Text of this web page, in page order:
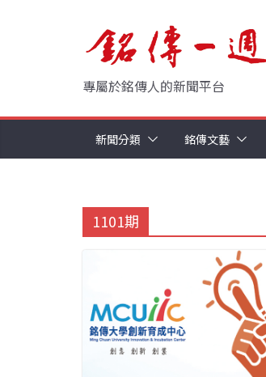
專屬於銘傳人的新聞平台
新聞分類 銘傳文藝
1101期